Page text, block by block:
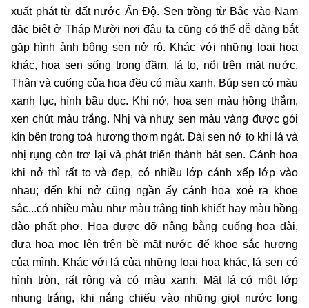
xuất phát từ đất nước Ấn Độ. Sen trồng từ Bắc vào Nam
đặc biệt ở Tháp Mười nơi đâu ta cũng có thể dễ dàng bắt
gặp hình ảnh bông sen nở rộ. Khác với những loại hoa
khác, hoa sen sống trong đầm, lá to, nổi trên mặt nước.
Thân và cuống của hoa đềụ có màu xanh. Búp sen có màu
xanh lục, hình bầu dục. Khi nở, hoa sen màu hồng thắm,
xen chút màu trắng. Nhị và nhuỵ sen màu vàng được gói
kín bên trong toả hương thơm ngát. Đài sen nở to khi lá và
nhị rụng còn trơ lại và phát triển thành bát sen. Cánh hoa
khi nở thì rất to và đẹp, có nhiều lớp cánh xếp lớp vào
nhau; đến khi nở cũng ngần ấy cánh hoa xoè ra khoe
sắc...có nhiều màu như màu trắng tinh khiết hay màu hồng
đào phất phơ. Hoa được đỡ nâng bằng cuống hoa dài,
đưa hoa mọc lên trên bề mặt nước để khoe sắc hương
của mình. Khác với lá của những loại hoa khác, lá sen có
hình tròn, rất rộng và có màu xanh. Mặt lá có một lớp
nhung trắng, khi nắng chiếu vào những giọt nước long